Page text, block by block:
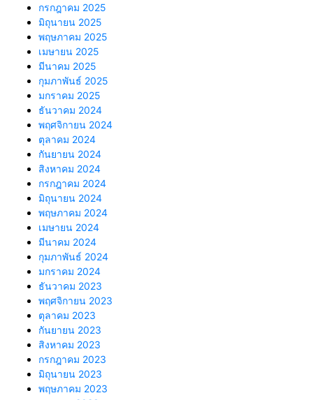
กรกฎาคม 2025
มิถุนายน 2025
พฤษภาคม 2025
เมษายน 2025
มีนาคม 2025
กุมภาพันธ์ 2025
มกราคม 2025
ธันวาคม 2024
พฤศจิกายน 2024
ตุลาคม 2024
กันยายน 2024
สิงหาคม 2024
กรกฎาคม 2024
มิถุนายน 2024
พฤษภาคม 2024
เมษายน 2024
มีนาคม 2024
กุมภาพันธ์ 2024
มกราคม 2024
ธันวาคม 2023
พฤศจิกายน 2023
ตุลาคม 2023
กันยายน 2023
สิงหาคม 2023
กรกฎาคม 2023
มิถุนายน 2023
พฤษภาคม 2023